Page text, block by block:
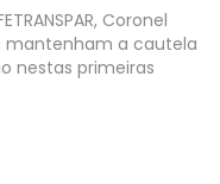
Coronel
mantenham a cautela
nestas primeiras